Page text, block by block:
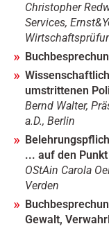
Christopher
Services,
umstrittenen
Bernd Walter,
a.D., Berlin
... auf den
OStAin Carola
Verden
Gewalt,